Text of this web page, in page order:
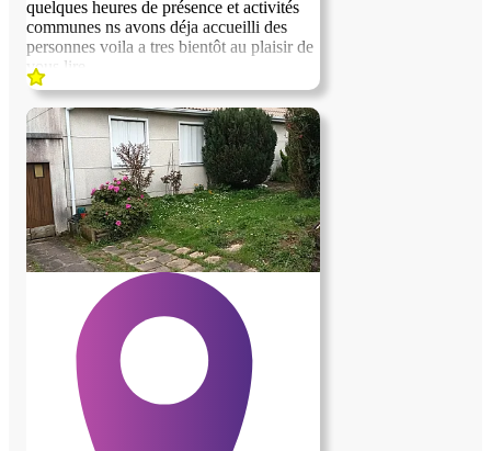
quelques heures de présence et activités
communes ns avons déja accueilli des
personnes voila a tres bientôt au plaisir de
vous lire